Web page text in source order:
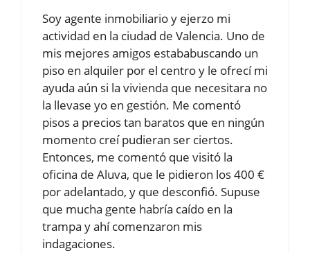
Soy agente inmobiliario y ejerzo mi
actividad en la ciudad de Valencia. Uno de
mis mejores amigos estababuscando un
piso en alquiler por el centro y le ofrecí mi
ayuda aún si la vivienda que necesitara no
la llevase yo en gestión. Me comentó
pisos a precios tan baratos que en ningún
momento creí pudieran ser ciertos.
Entonces, me comentó que visitó la
oficina de Aluva, que le pidieron los 400 €
por adelantado, y que desconfió. Supuse
que mucha gente habría caído en la
trampa y ahí comenzaron mis
indagaciones.